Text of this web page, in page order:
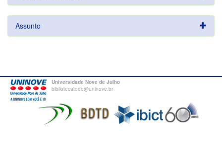
Assunto
Universidade Nove de Julho
bibliotecatede@uninove.br